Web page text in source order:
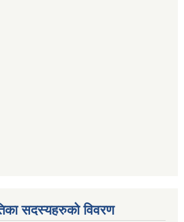
सदस्यहरुको विवरण